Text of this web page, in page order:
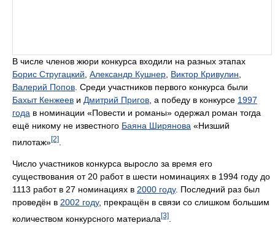
В числе членов жюри конкурса входили на разных этапах
Борис Стругацкий Александр Кушнер Виктор Кривулин
Валерий Попов . Среди участников первого конкурса были
Бахыт Кенжеев и Дмитрий Пригов , а победу в конкурсе 1997
года в номинации «Повести и романы» одержал роман тогда
ещё никому не известного Баяна Ширянова «Низший
пилотаж»[2]
Число участников конкурса выросло за время его
существования от 20 работ в шести номинациях в 1994 году до
1113 работ в 27 номинациях в 2000 году. Последний раз был
проведён в 2002 году, прекращён в связи со слишком большим
количеством конкурсного материала [3]